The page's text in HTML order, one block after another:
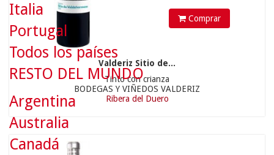
Comprar
Valderiz Sitio de...
Tinto con crianza
BODEGAS Y VIÑEDOS VALDERIZ
Ribera del Duero
60.9€
Italia
Portugal
Todos los países
RESTO DEL MUNDO
Argentina
Australia
Canadá